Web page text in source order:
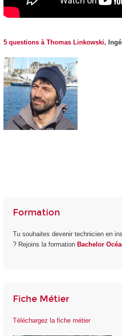
5 questions à Thomas Linkowski,
Formation
Tu souhaites devenir technicien en
? Rejoins la formation Bachelor
Fiche Métier
Téléchargez la fiche métier